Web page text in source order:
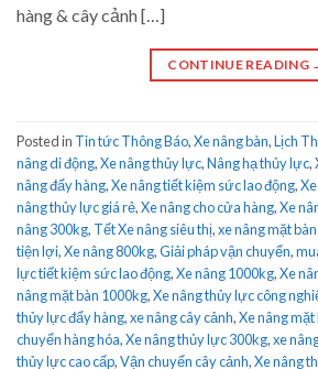
hàng & cây cảnh […]
CONTINUE READING
Posted in Tin tức Thông Báo,Xe nâng bàn,Lịch
nâng di động,Xe nâng thủy lực,Nâng hạ thủy lực,
nâng đẩy hàng,Xe nâng tiết kiệm sức lao động,
nâng thủy lực giá rẻ,Xe nâng cho cửa hàng,Xe
nâng 300kg, Tết Xe nâng siêu thị,xe nâng mặt
tiện lợi,Xe nâng 800kg,Giải pháp vận chuyển,
lực tiết kiệm sức lao động,Xe nâng 1000kg,Xe
nâng mặt bàn 1000kg,Xe nâng thủy lực công
thủy lực đẩy hàng,xe nâng cây cảnh,Xe nâng
chuyển hàng hóa,Xe nâng thủy lực 300kg,xe
thủy lực cao cấp,Vận chuyển cây cảnh,Xe nâng